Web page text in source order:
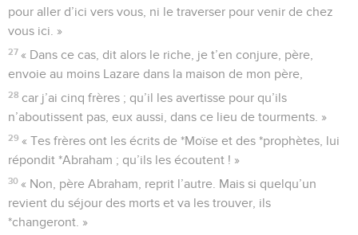
pour aller d’ici vers vous, ni le traverser pour venir de chez
vous ici. »
27 « Dans ce cas, dit alors le riche, je t’en conjure, père,
envoie au moins Lazare dans la maison de mon père,
28 car j’ai cinq frères ; qu’il les avertisse pour qu’ils
n’aboutissent pas, eux aussi, dans ce lieu de tourments. »
29 « Tes frères ont les écrits de *Moïse et des *prophètes, lui
répondit *Abraham ; qu’ils les écoutent ! »
30 « Non, père Abraham, reprit l’autre. Mais si quelqu’un
revient du séjour des morts et va les trouver, ils
*changeront. »